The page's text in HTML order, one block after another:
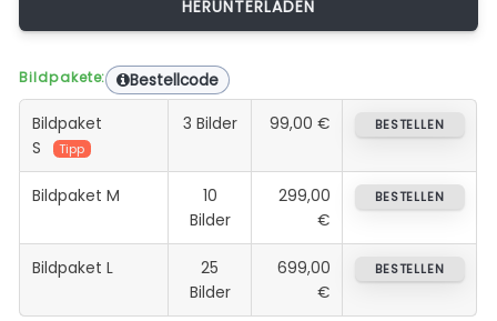
Bildpakete: Bestellcode
Bildpaket
S
Tipp
3 Bilder 99,00 € BESTELLEN
Bildpaket M
10
Bilder
299,00
€
BESTELLEN
Bildpaket L
25
Bilder
699,00
€
BESTELLEN